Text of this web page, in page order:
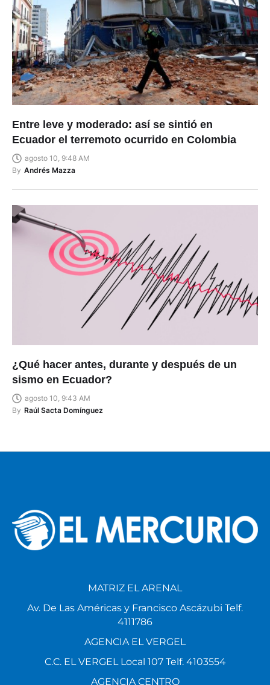
Entre leve y moderado: así se sintió en
Ecuador el terremoto ocurrido en Colombia
agosto 10, 9:48 AM
By Andrés Mazza
¿Qué hacer antes, durante y después de un
sismo en Ecuador?
agosto 10, 9:43 AM
By Raúl Sacta Domínguez
MATRIZ EL ARENAL
Av. De Las Américas y Francisco Ascázubi Telf.
4111786
AGENCIA EL VERGEL
C.C. EL VERGEL Local 107 Telf. 4103554
AGENCIA CENTRO